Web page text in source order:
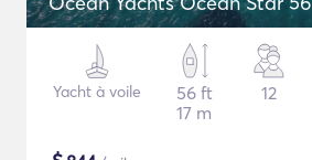
Yacht à voile
56 ft
17 m
12